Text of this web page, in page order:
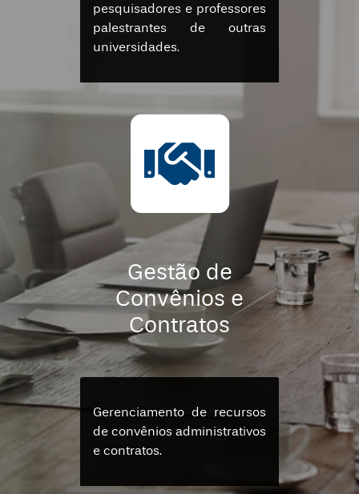
pesquisadores e professores
palestrantes de outras
universidades.
Gestão de
Convênios e
Contratos
Gerenciamento de recursos
de convênios administrativos
e contratos.